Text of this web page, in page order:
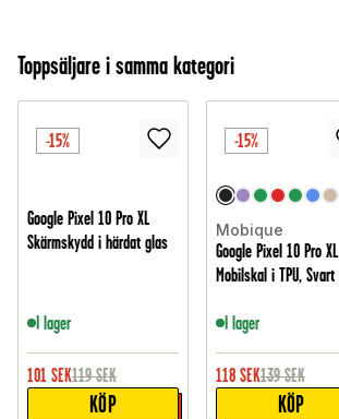
Toppsäljare i samma kategori
-15%
Google Pixel 10 Pro XL
Skärmskydd i härdat glas
I lager
101 SEK119 SEK
KÖP
-15%
Mobique
Google Pixel 10 Pro XL
Mobilskal i TPU, Svart
I lager
118 SEK139 SEK
KÖP